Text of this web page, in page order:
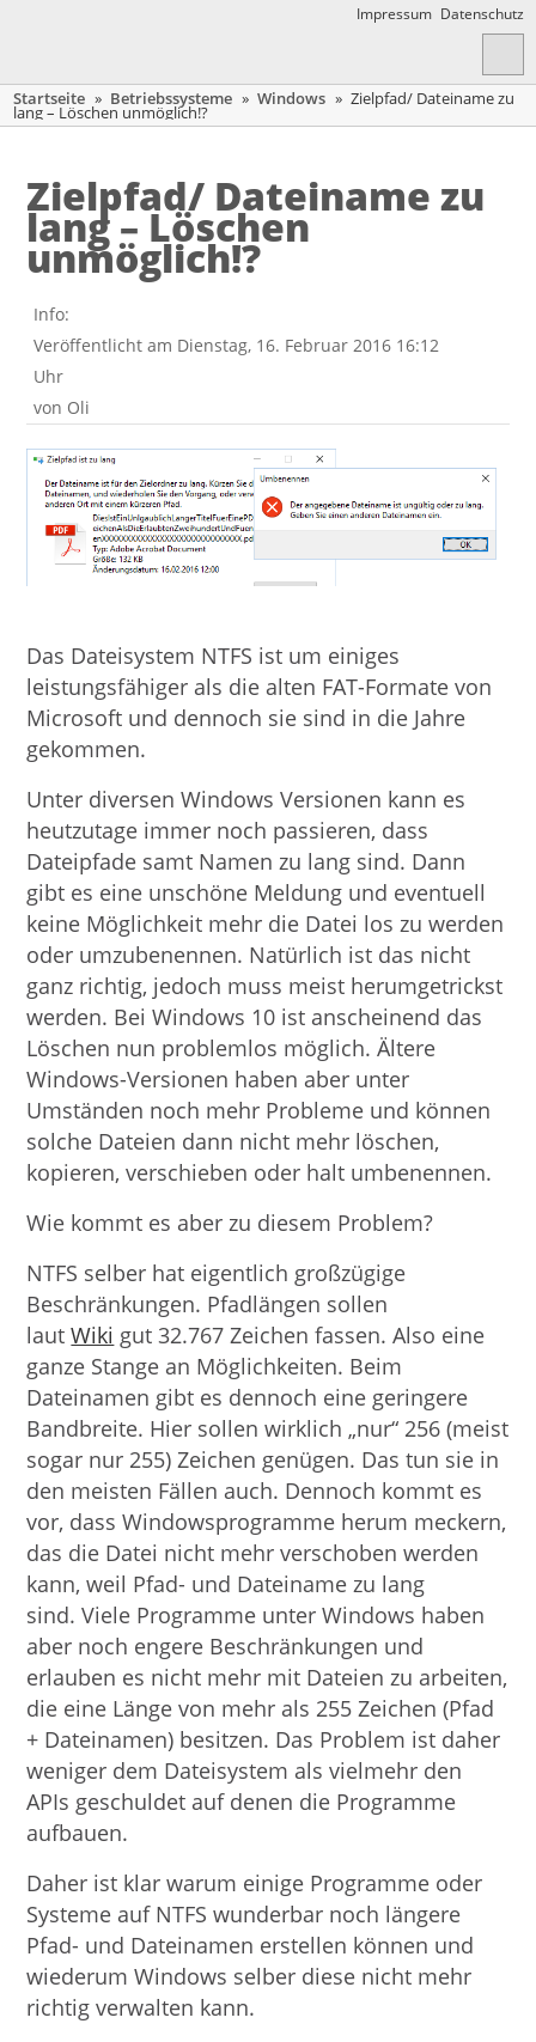
Impressum Datenschutz
Startseite » Betriebssysteme » Windows » Zielpfad/ Dateiname zu
lang – Löschen unmöglich!?
Zielpfad/ Dateiname zu
lang – Löschen
unmöglich!?
Info:
Veröffentlicht am Dienstag, 16. Februar 2016 16:12
Uhr
von Oli
Das Dateisystem NTFS ist um einiges
leistungsfähiger als die alten FAT-Formate von
Microsoft und dennoch sie sind in die Jahre
gekommen.
Unter diversen Windows Versionen kann es
heutzutage immer noch passieren, dass
Dateipfade samt Namen zu lang sind. Dann
gibt es eine unschöne Meldung und eventuell
keine Möglichkeit mehr die Datei los zu werden
oder umzubenennen. Natürlich ist das nicht
ganz richtig, jedoch muss meist herumgetrickst
werden. Bei Windows 10 ist anscheinend das
Löschen nun problemlos möglich. Ältere
Windows-Versionen haben aber unter
Umständen noch mehr Probleme und können
solche Dateien dann nicht mehr löschen,
kopieren, verschieben oder halt umbenennen.
Wie kommt es aber zu diesem Problem?
NTFS selber hat eigentlich großzügige
Beschränkungen. Pfadlängen sollen
lautWiki gut 32.767 Zeichen fassen. Also eine
ganze Stange an Möglichkeiten. Beim
Dateinamen gibt es dennoch eine geringere
Bandbreite. Hier sollen wirklich „nur“ 256 (meist
sogar nur 255) Zeichen genügen. Das tun sie in
den meisten Fällen auch. Dennoch kommt es
vor, dass Windowsprogramme herum meckern,
das die Datei nicht mehr verschoben werden
kann, weil Pfad- und Dateiname zu lang
sind. Viele Programme unter Windows haben
aber noch engere Beschränkungen und
erlauben es nicht mehr mit Dateien zu arbeiten,
die eine Länge von mehr als 255 Zeichen (Pfad
+ Dateinamen) besitzen. Das Problem ist daher
weniger dem Dateisystem als vielmehr den
APIs geschuldet auf denen die Programme
aufbauen.
Daher ist klar warum einige Programme oder
Systeme auf NTFS wunderbar noch längere
Pfad- und Dateinamen erstellen können und
wiederum Windows selber diese nicht mehr
richtig verwalten kann.